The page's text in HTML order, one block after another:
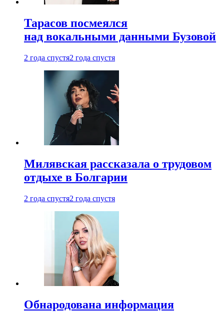
Тарасов посмеялся
над вокальными данными Бузовой
2 года спустя2 года спустя
Милявская рассказала о трудовом
отдыхе в Болгарии
2 года спустя2 года спустя
Обнародована информация